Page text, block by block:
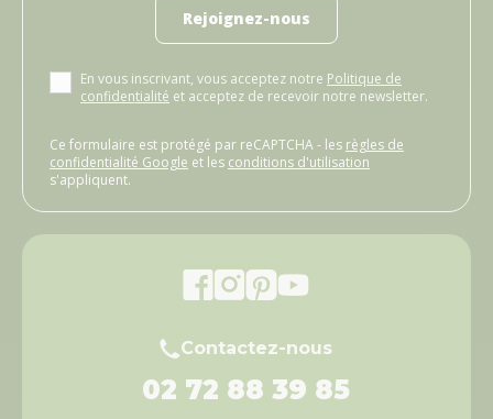
Rejoignez-nous
En vous inscrivant, vous acceptez notre Politique de
confidentialité et acceptez de recevoir notre newsletter.
Ce formulaire est protégé par reCAPTCHA - les règles de
confidentialité Google et les conditions d'utilisation
s'appliquent.
Contactez-nous
02 72 88 39 85